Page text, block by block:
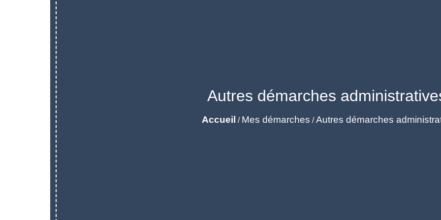
Autres démarches
Accueil / Mes démarches /Autres démarches